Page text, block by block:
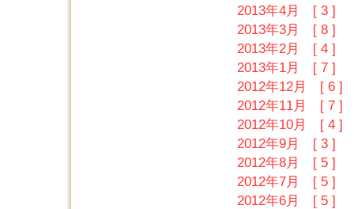
2013年4月 [ 3 ]
2013年3月 [ 8 ]
2013年2月 [ 4 ]
2013年1月 [ 7 ]
2012年12月 [ 6 ]
2012年11月 [ 7 ]
2012年10月 [ 4 ]
2012年9月 [ 3 ]
2012年8月 [ 5 ]
2012年7月 [ 5 ]
2012年6月 [ 5 ]